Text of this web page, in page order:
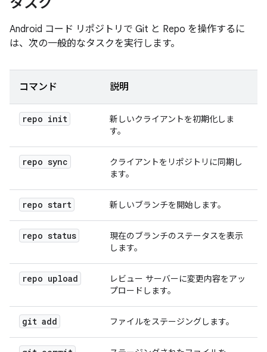
Android コード リポジトリで Git と Repo を操作するに
は、次の一般的なタスクを実行します。
コマンド 説明
repo init
新しいクライアントを初期化しま
す。
repo sync
クライアントをリポジトリに同期し
ます。
repo start 新しいブランチを開始します。
repo status
現在のブランチのステータスを表示
します。
repo upload
レビュー サーバーに変更内容をアッ
プロードします。
git add ファイルをステージングします。